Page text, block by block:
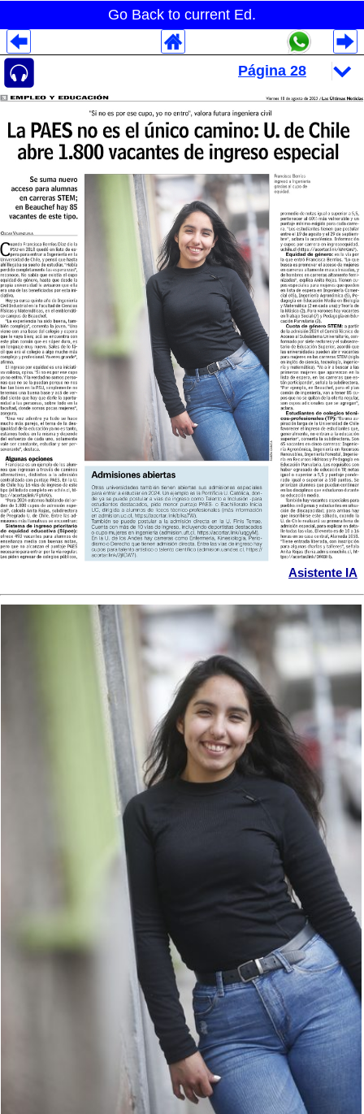
Go Back to current Ed.
Asistente IA
Despliegues Analytics
Despliegues Totales
Despliegues por Rubros